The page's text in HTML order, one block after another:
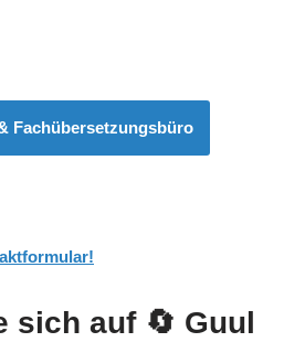
Fachübersetzungsbüro
sich auf 🔄 Guul